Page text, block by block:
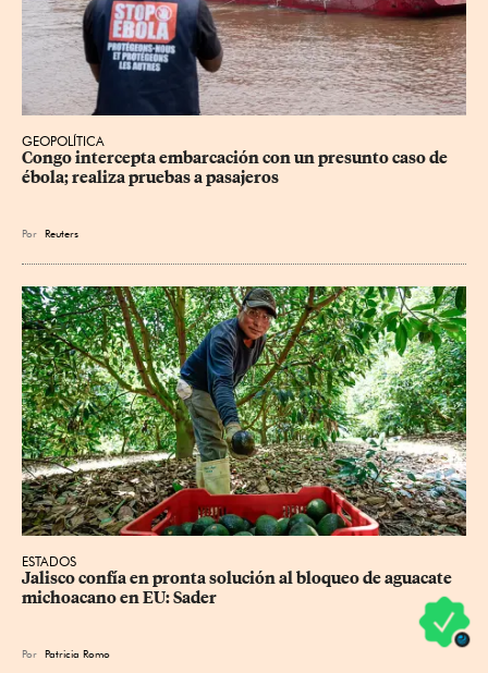
GEOPOLÍTICA
Congo intercepta embarcación con un presunto caso de
ébola; realiza pruebas a pasajeros
Por Reuters
ESTADOS
Jalisco confía en pronta solución al bloqueo de aguacate
michoacano en EU: Sader
Por Patricia Romo